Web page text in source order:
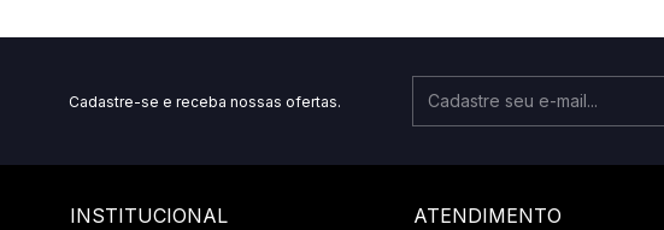
Cadastre-se e receba nossas ofertas.
INSTITUCIONAL ATENDIMENTO